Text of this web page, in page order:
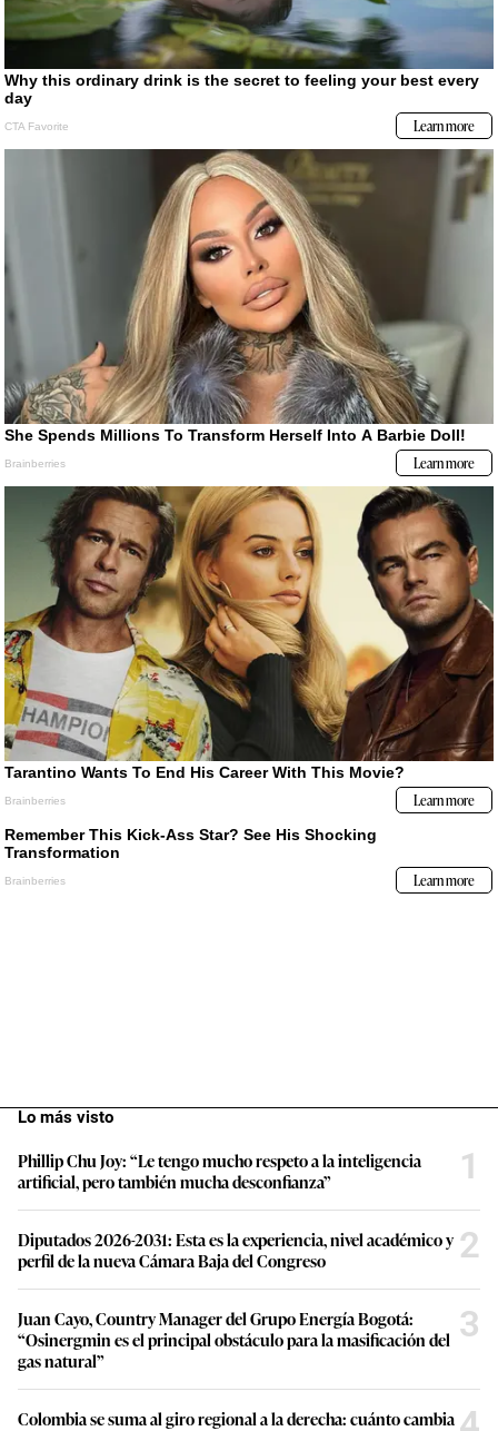
Lo más visto
Phillip Chu Joy: “Le tengo mucho respeto a la inteligencia
artificial, pero también mucha desconfianza”
1
Diputados 2026-2031: Esta es la experiencia, nivel académico y
perfil de la nueva Cámara Baja del Congreso
2
Juan Cayo, Country Manager del Grupo Energía Bogotá:
“Osinergmin es el principal obstáculo para la masificación del
gas natural”
3
Colombia se suma al giro regional a la derecha: cuánto cambia